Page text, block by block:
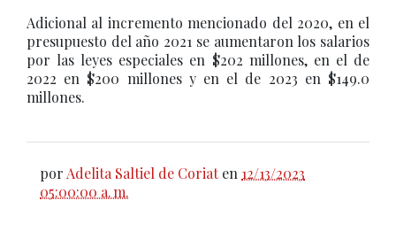
Adicional al incremento mencionado del 2020, en el
presupuesto del año 2021 se aumentaron los salarios
por las leyes especiales en $202 millones, en el de
2022 en $200 millones y en el de 2023 en $149.0
millones.
por Adelita Saltiel de Coriat en 12/13/2023
05:00:00 a. m.